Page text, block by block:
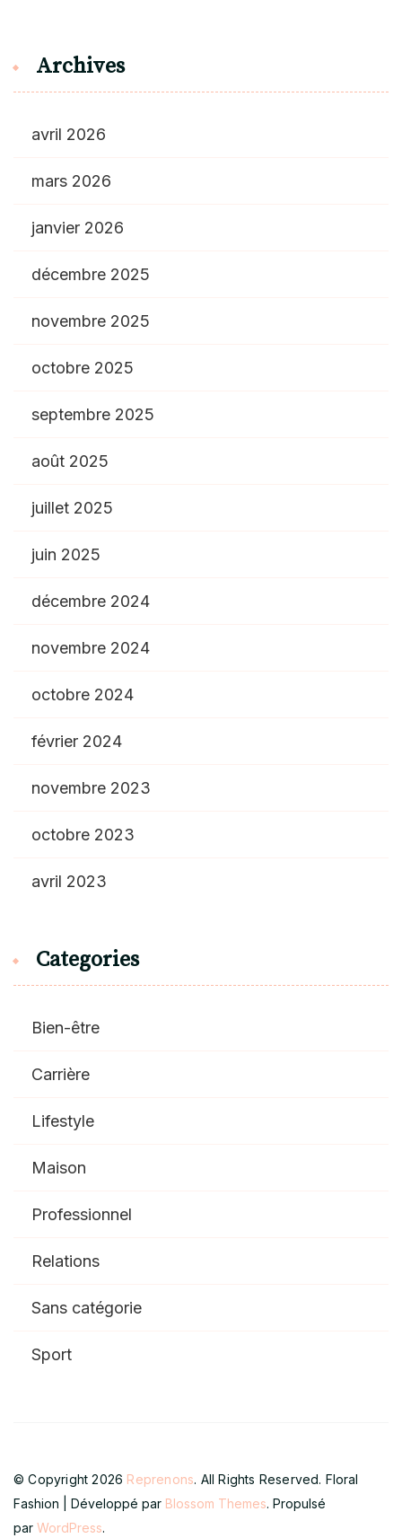
Archives
avril 2026
mars 2026
janvier 2026
décembre 2025
novembre 2025
octobre 2025
septembre 2025
août 2025
juillet 2025
juin 2025
décembre 2024
novembre 2024
octobre 2024
février 2024
novembre 2023
octobre 2023
avril 2023
Categories
Bien-être
Carrière
Lifestyle
Maison
Professionnel
Relations
Sans catégorie
Sport
© Copyright 2026 Reprenons. All Rights Reserved. Floral
Fashion | Développé par Blossom Themes. Propulsé
par WordPress.